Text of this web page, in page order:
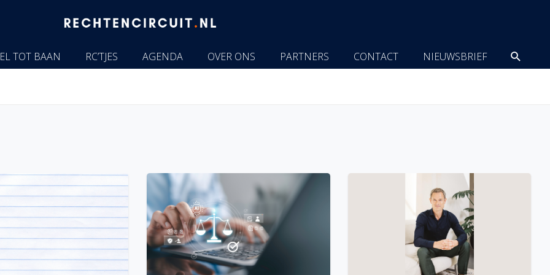
TOT BAAN RC’TJES AGENDA OVER ONS PARTNERS CONTACT NIEUWSBRIEF